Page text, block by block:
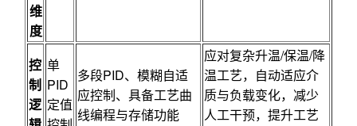
维
度
控
制
逻
单
PID
定值
多段PID、模糊自适
应控制、具备工艺曲
线编程与存储功能
应对复杂升温/保温/降
温工艺，自动适应介
质与负载变化，减少
人工干预，提升工艺